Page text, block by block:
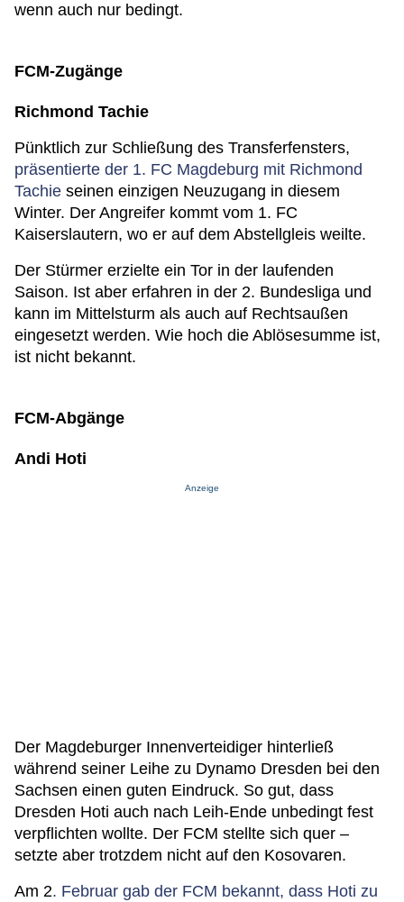
wenn auch nur bedingt.
FCM-Zugänge
Richmond Tachie
Pünktlich zur Schließung des Transferfensters,
präsentierte der 1. FC Magdeburg mit Richmond
Tachie seinen einzigen Neuzugang in diesem
Winter. Der Angreifer kommt vom 1. FC
Kaiserslautern, wo er auf dem Abstellgleis weilte.
Der Stürmer erzielte ein Tor in der laufenden
Saison. Ist aber erfahren in der 2. Bundesliga und
kann im Mittelsturm als auch auf Rechtsaußen
eingesetzt werden. Wie hoch die Ablösesumme ist,
ist nicht bekannt.
FCM-Abgänge
Andi Hoti
Anzeige
Der Magdeburger Innenverteidiger hinterließ
während seiner Leihe zu Dynamo Dresden bei den
Sachsen einen guten Eindruck. So gut, dass
Dresden Hoti auch nach Leih-Ende unbedingt fest
verpflichten wollte. Der FCM stellte sich quer –
setzte aber trotzdem nicht auf den Kosovaren.
Am 2. Februar gab der FCM bekannt, dass Hoti zu